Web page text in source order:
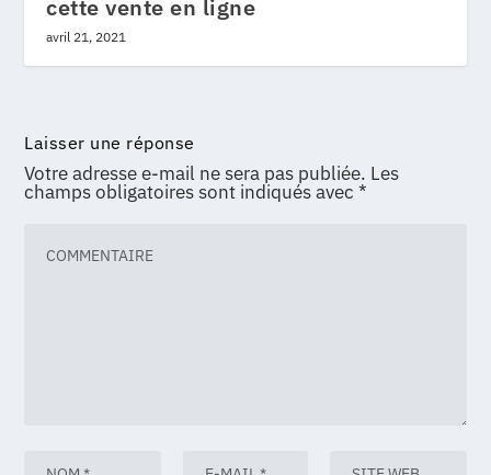
cette vente en ligne
avril 21, 2021
Laisser une réponse
Votre adresse e-mail ne sera pas publiée. Les
champs obligatoires sont indiqués avec*